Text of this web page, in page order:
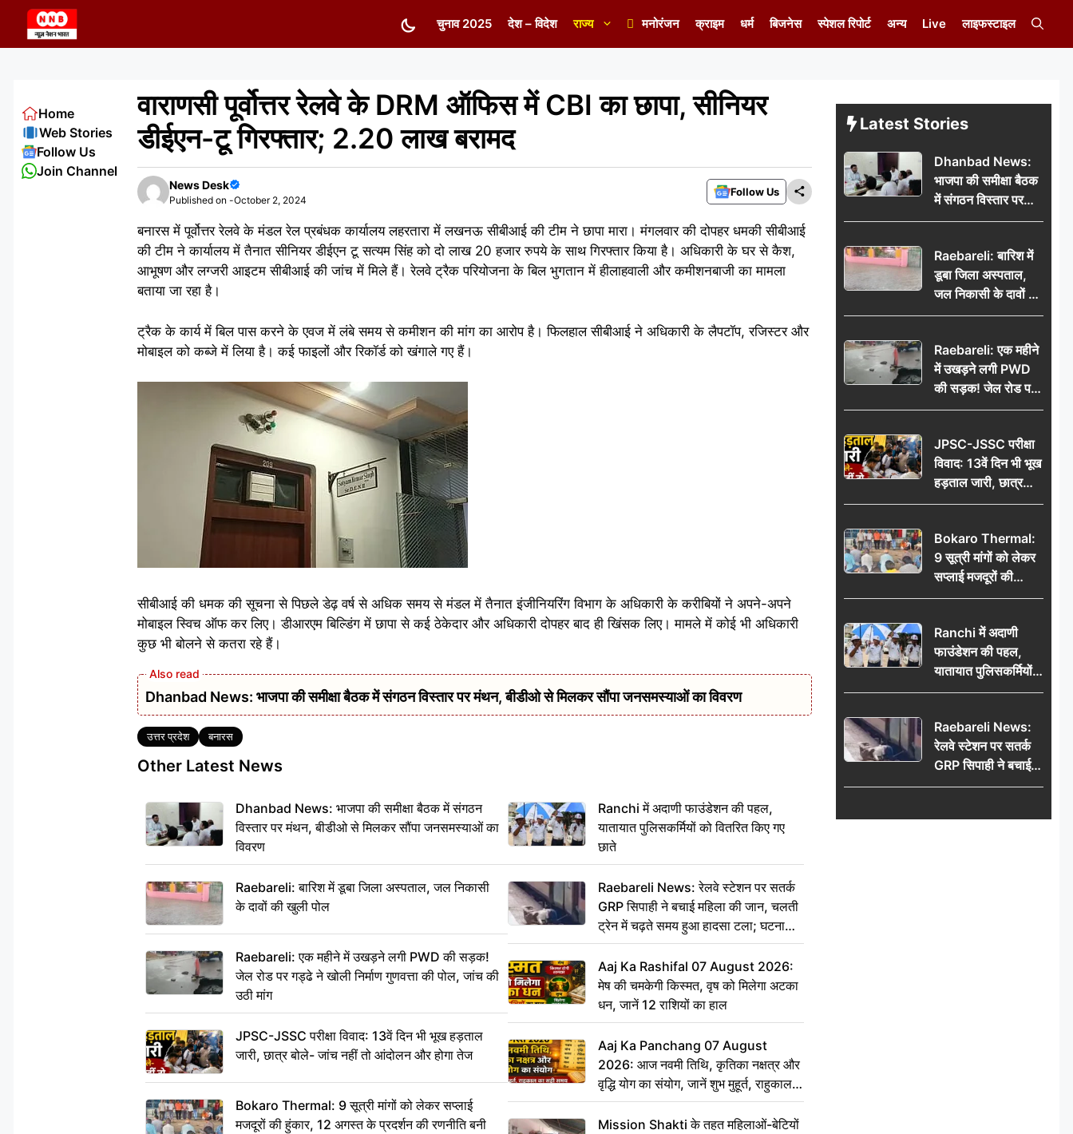
content
चुनाव 2025 देश – विदेश राज्य मनोरंजन क्राइम धर्म बिजनेस स्पेशल रिपोर्ट अन्य Live लाइफस्टाइल
वाराणसी पूर्वोत्तर रेलवे के DRM ऑफिस में CBI का छापा, सीनियर
डीईएन-टू गिरफ्तार; 2.20 लाख बरामद
News Desk
Published on -October 2, 2024
Follow Us
बनारस में पूर्वोत्तर रेलवे के मंडल रेल प्रबंधक कार्यालय लहरतारा में लखनऊ सीबीआई की टीम ने छापा मारा। मंगलवार की दोपहर धमकी सीबीआई
की टीम ने कार्यालय में तैनात सीनियर डीईएन टू सत्यम सिंह को दो लाख 20 हजार रुपये के साथ गिरफ्तार किया है। अधिकारी के घर से कैश,
आभूषण और लग्जरी आइटम सीबीआई की जांच में मिले हैं। रेलवे ट्रैक परियोजना के बिल भुगतान में हीलाहवाली और कमीशनबाजी का मामला
बताया जा रहा है।
ट्रैक के कार्य में बिल पास करने के एवज में लंबे समय से कमीशन की मांग का आरोप है। फिलहाल सीबीआई ने अधिकारी के लैपटॉप, रजिस्टर और
मोबाइल को कब्जे में लिया है। कई फाइलों और रिकॉर्ड को खंगाले गए हैं।
सीबीआई की धमक की सूचना से पिछले डेढ़ वर्ष से अधिक समय से मंडल में तैनात इंजीनियरिंग विभाग के अधिकारी के करीबियों ने अपने-अपने
मोबाइल स्विच ऑफ कर लिए। डीआरएम बिल्डिंग में छापा से कई ठेकेदार और अधिकारी दोपहर बाद ही खिंसक लिए। मामले में कोई भी अधिकारी
कुछ भी बोलने से कतरा रहे हैं।
Dhanbad News: भाजपा की समीक्षा बैठक में संगठन विस्तार पर मंथन, बीडीओ से मिलकर सौंपा जनसमस्याओं का विवरण
Tags
उत्तर प्रदेश बनारस
Other Latest News
Dhanbad News: भाजपा की समीक्षा बैठक में संगठन
विस्तार पर मंथन, बीडीओ से मिलकर सौंपा जनसमस्याओं का
विवरण
Raebareli: बारिश में डूबा जिला अस्पताल, जल निकासी
के दावों की खुली पोल
Raebareli: एक महीने में उखड़ने लगी PWD की सड़क!
जेल रोड पर गड्ढे ने खोली निर्माण गुणवत्ता की पोल, जांच की
उठी मांग
JPSC-JSSC परीक्षा विवाद: 13वें दिन भी भूख हड़ताल
जारी, छात्र बोले- जांच नहीं तो आंदोलन और होगा तेज
Bokaro Thermal: 9 सूत्री मांगों को लेकर सप्लाई
मजदूरों की हुंकार, 12 अगस्त के प्रदर्शन की रणनीति बनी
Ranchi में अदाणी फाउंडेशन की पहल,
यातायात पुलिसकर्मियों को वितरित किए गए
छाते
Raebareli News: रेलवे स्टेशन पर सतर्क
GRP सिपाही ने बचाई महिला की जान, चलती
ट्रेन में चढ़ते समय हुआ हादसा टला; घटना
CCTV में कैद
Aaj Ka Rashifal 07 August 2026:
मेष की चमकेगी किस्मत, वृष को मिलेगा अटका
धन, जानें 12 राशियों का हाल
Aaj Ka Panchang 07 August
2026: आज नवमी तिथि, कृतिका नक्षत्र और
वृद्धि योग का संयोग, जानें शुभ मुहूर्त, राहुकाल
का सही समय
Mission Shakti के तहत महिलाओं-बेटियों
Home
Web Stories
Follow Us
Join Channel
Latest Stories
Dhanbad News:
भाजपा की समीक्षा बैठक
में संगठन विस्तार पर
मंथन, बीडीओ से
जनसमस्याओं का विवरण
Raebareli: बारिश में
डूबा जिला अस्पताल,
जल निकासी के दावों की
खुली पोल
Raebareli: एक महीने
में उखड़ने लगी PWD
की सड़क! जेल रोड पर
गड्ढे ने खोली निर्माण
की उठी मांग
JPSC-JSSC परीक्षा
विवाद: 13वें दिन भी भूख
हड़ताल जारी, छात्र
बोले- जांच नहीं तो
Bokaro Thermal:
9 सूत्री मांगों को लेकर
सप्लाई मजदूरों की
हुंकार, 12 अगस्त के
Ranchi में अदाणी
फाउंडेशन की पहल,
यातायात पुलिसकर्मियों
को वितरित किए गए छाते
Raebareli News:
रेलवे स्टेशन पर सतर्क
GRP सिपाही ने बचाई
महिला की जान, चलती
हादसा टला; घटना